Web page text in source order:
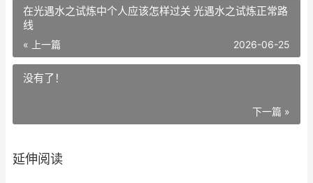
在光遇水之试炼中个人应该怎样过关 光遇水之试炼正常路
线
« 上一篇 2026-06-25
没有了！
下一篇 »
延伸阅读